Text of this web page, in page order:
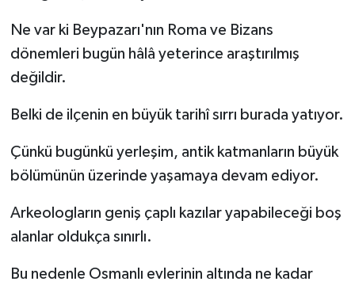
Ne var ki Beypazarı'nın Roma ve Bizans
dönemleri bugün hâlâ yeterince araştırılmış
değildir.
Belki de ilçenin en büyük tarihî sırrı burada yatıyor.
Çünkü bugünkü yerleşim, antik katmanların büyük
bölümünün üzerinde yaşamaya devam ediyor.
Arkeologların geniş çaplı kazılar yapabileceği boş
alanlar oldukça sınırlı.
Bu nedenle Osmanlı evlerinin altında ne kadar